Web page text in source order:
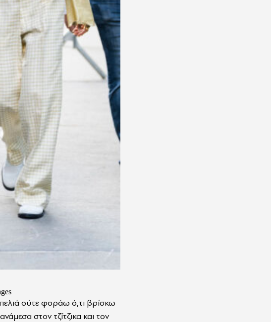
ούτε φοράω ό,τι βρίσκω
στον τζίτζικα και τον